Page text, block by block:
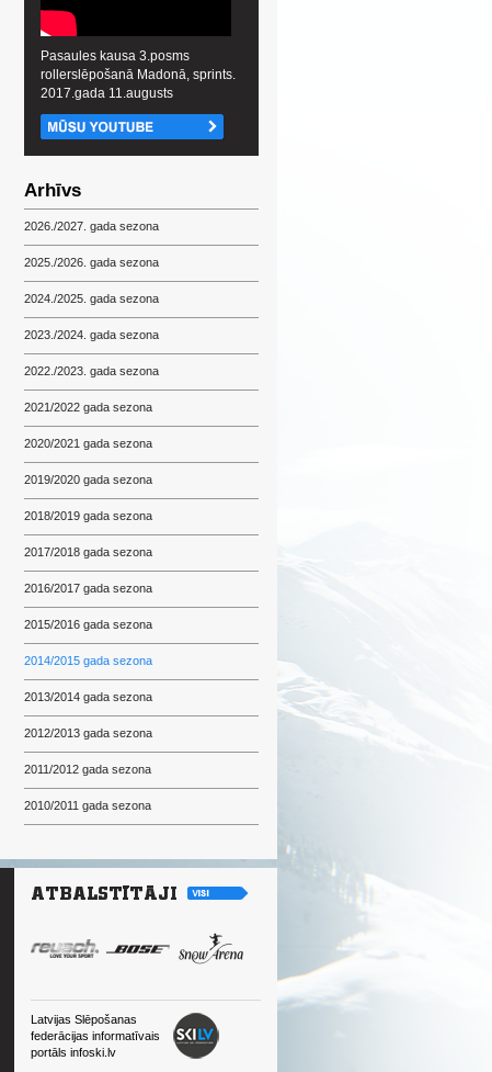
Pasaules kausa 3.posms
rollerslēpošanā Madonā, sprints.
2017.gada 11.augusts
Arhīvs
2026./2027. gada sezona
2025./2026. gada sezona
2024./2025. gada sezona
2023./2024. gada sezona
2022./2023. gada sezona
2021/2022 gada sezona
2020/2021 gada sezona
2019/2020 gada sezona
2018/2019 gada sezona
2017/2018 gada sezona
2016/2017 gada sezona
2015/2016 gada sezona
2014/2015 gada sezona
2013/2014 gada sezona
2012/2013 gada sezona
2011/2012 gada sezona
2010/2011 gada sezona
Latvijas Slēpošanas
federācijas informatīvais
portāls infoski.lv